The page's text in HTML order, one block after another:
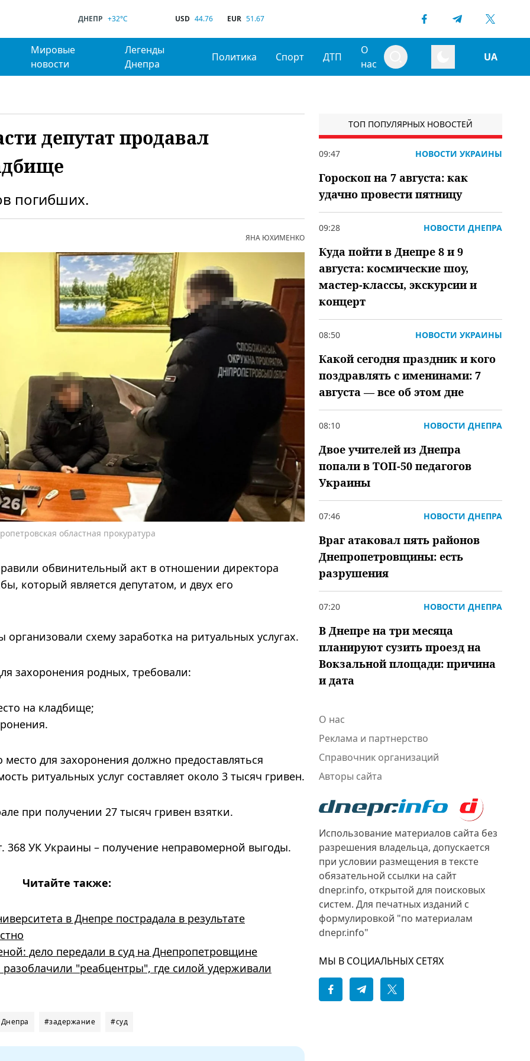
ДНЕПР +32°C USD 44.76 EUR 51.67
Мировые
новости
Легенды
Днепра
Политика Спорт ДТП
О
нас
UA
депутат продавал
погибших.
ЯНА ЮХИМЕНКО
областная прокуратура
обвинительный акт в отношении директора
который является депутатом, и двух его
схему заработка на ритуальных услугах.
захоронения родных, требовали:
на кладбище;
для захоронения должно предоставляться
ритуальных услуг составляет около 3 тысяч гривен.
при получении 27 тысяч гривен взятки.
368 УК Украины – получение неправомерной выгоды.
Читайте также:
в Днепре пострадала в результате
дело передали в суд на Днепропетровщине
"реабцентры", где силой удерживали
#задержание #суд
ТОП ПОПУЛЯРНЫХ НОВОСТЕЙ
09:47 НОВОСТИ УКРАИНЫ
Гороскоп на 7 августа: как
удачно провести пятницу
09:28 НОВОСТИ ДНЕПРА
Куда пойти в Днепре 8 и 9
августа: космические шоу,
мастер-классы, экскурсии и
концерт
08:50 НОВОСТИ УКРАИНЫ
Какой сегодня праздник и кого
поздравлять с именинами: 7
августа — все об этом дне
08:10 НОВОСТИ ДНЕПРА
Двое учителей из Днепра
попали в ТОП-50 педагогов
Украины
07:46 НОВОСТИ ДНЕПРА
Враг атаковал пять районов
Днепропетровщины: есть
разрушения
07:20 НОВОСТИ ДНЕПРА
В Днепре на три месяца
планируют сузить проезд на
Вокзальной площади: причина
и дата
О нас
Реклама и партнерство
Справочник организаций
Авторы сайта
Использование материалов сайта без
разрешения владельца, допускается
при условии размещения в тексте
обязательной ссылки на сайт
dnepr.info, открытой для поисковых
систем. Для печатных изданий с
формулировкой "по материалам
dnepr.info"
МЫ В СОЦИАЛЬНЫХ СЕТЯХ